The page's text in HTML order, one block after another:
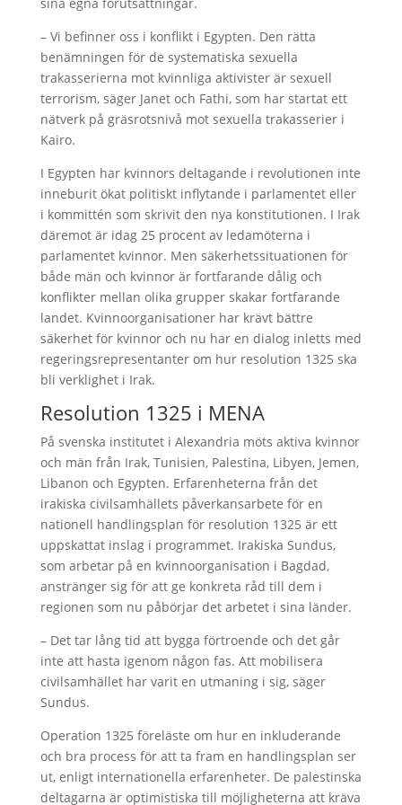
– Vi befinner oss i konflikt i Egypten. Den rätta
benämningen för de systematiska sexuella
trakasserierna mot kvinnliga aktivister är sexuell
terrorism, säger Janet och Fathi, som har startat ett
nätverk på gräsrotsnivå mot sexuella trakasserier i
Kairo.
I Egypten har kvinnors deltagande i revolutionen inte
inneburit ökat politiskt inflytande i parlamentet eller
i kommittén som skrivit den nya konstitutionen. I Irak
däremot är idag 25 procent av ledamöterna i
parlamentet kvinnor. Men säkerhetssituationen för
både män och kvinnor är fortfarande dålig och
konflikter mellan olika grupper skakar fortfarande
landet. Kvinnoorganisationer har krävt bättre
säkerhet för kvinnor och nu har en dialog inletts med
regeringsrepresentanter om hur resolution 1325 ska
bli verklighet i Irak.
Resolution 1325 i MENA
På svenska institutet i Alexandria möts aktiva kvinnor
och män från Irak, Tunisien, Palestina, Libyen, Jemen,
Libanon och Egypten. Erfarenheterna från det
irakiska civilsamhällets påverkansarbete för en
nationell handlingsplan för resolution 1325 är ett
uppskattat inslag i programmet. Irakiska Sundus,
som arbetar på en kvinnoorganisation i Bagdad,
anstränger sig för att ge konkreta råd till dem i
regionen som nu påbörjar det arbetet i sina länder.
– Det tar lång tid att bygga förtroende och det går
inte att hasta igenom någon fas. Att mobilisera
civilsamhället har varit en utmaning i sig, säger
Sundus.
Operation 1325 föreläste om hur en inkluderande
och bra process för att ta fram en handlingsplan ser
ut, enligt internationella erfarenheter. De palestinska
deltagarna är optimistiska till möjligheterna att kräva